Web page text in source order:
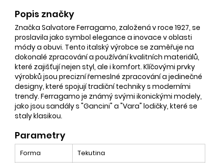
Popis značky
Značka Salvatore Ferragamo, založená v roce 1927, se
proslavila jako symbol elegance a inovace v oblasti
módy a obuvi. Tento italský výrobce se zaměřuje na
dokonalé zpracování a používání kvalitních materiálů,
které zajišťují nejen styl, ale i komfort. Klíčovými prvky
výrobků jsou precizní řemeslné zpracování a jedinečné
designy, které spojují tradiční techniky s moderními
trendy. Ferragamo je známý svými ikonickými modely,
jako jsou sandály s "Gancini" a "Vara" lodičky, které se
staly klasikou.
Parametry
Forma Tekutina